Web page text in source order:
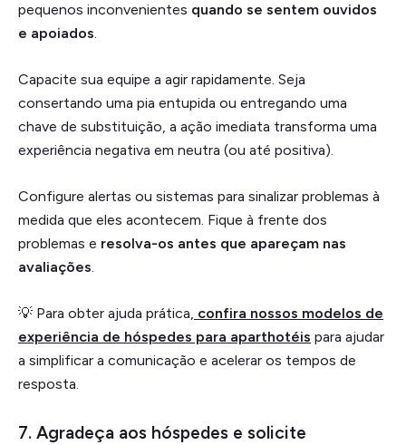
pequenos inconvenientes quando se sentem ouvidos
e apoiados.
Capacite sua equipe a agir rapidamente. Seja
consertando uma pia entupida ou entregando uma
chave de substituição, a ação imediata transforma uma
experiência negativa em neutra (ou até positiva).
Configure alertas ou sistemas para sinalizar problemas à
medida que eles acontecem. Fique à frente dos
problemas e resolva-os antes que apareçam nas
avaliações.
💡 Para obter ajuda prática, confira nossos modelos de
experiência de hóspedes para aparthotéis para ajudar
a simplificar a comunicação e acelerar os tempos de
resposta.
7. Agradeça aos hóspedes e solicite